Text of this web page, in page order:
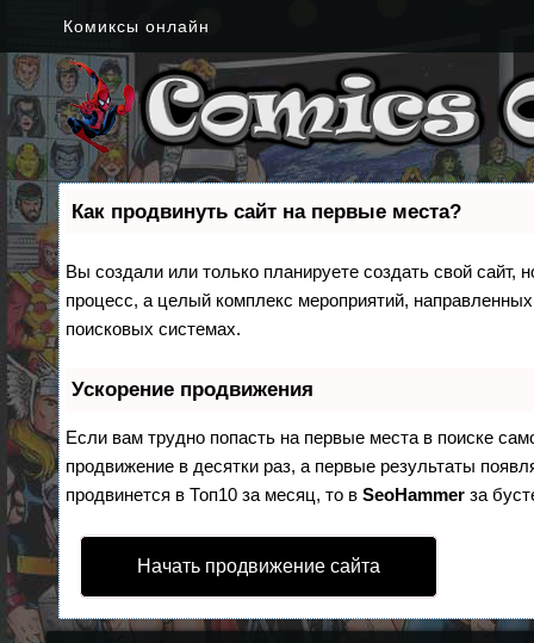
Комиксы онлайн
Как продвинуть сайт на первые места?
Вы создали или только планируете создать свой сайт,
процесс, а целый комплекс мероприятий,
поисковых системах.
Ускорение продвижения
Если вам трудно попасть на первые места в поиске
продвижение в десятки раз, а первые результаты
продвинется в Топ10 за месяц, то вSeoHammer за
Начать продвижение сайта